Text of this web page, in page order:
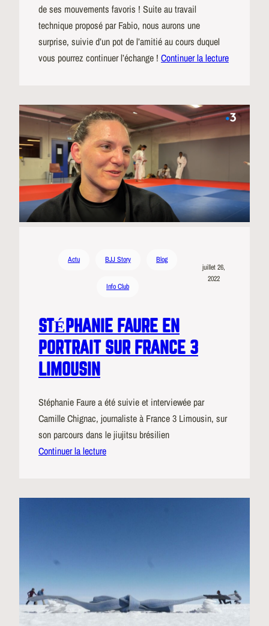
de ses mouvements favoris ! Suite au travail
technique proposé par Fabio, nous aurons une
surprise, suivie d’un pot de l’amitié au cours duquel
vous pourrez continuer l’échange ! Continuer la lecture
Actu BJJ Story Blog
Info Club
juillet 26,
2022
STÉPHANIE FAURE EN
PORTRAIT SUR FRANCE 3
LIMOUSIN
Stéphanie Faure a été suivie et interviewée par
Camille Chignac, journaliste à France 3 Limousin, sur
son parcours dans le jiujitsu brésilien
Continuer la lecture